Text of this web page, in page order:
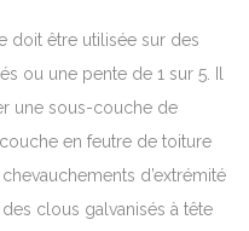
doit être utilisée sur des
ou une pente de 1 sur 5.
une sous-couche de
en feutre de toiture
d’extrémité
clous galvanisés à tête